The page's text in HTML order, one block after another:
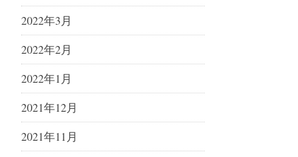
2022年3月
2022年2月
2022年1月
2021年12月
2021年11月